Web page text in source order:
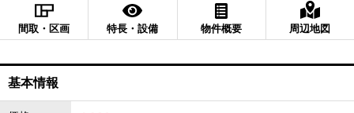
間取・区画 特長・設備 物件概要 周辺地図
基本情報